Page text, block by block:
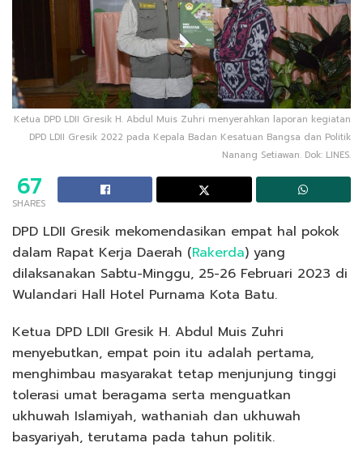
Ketua DPD LDII Gresik H. Abdul Muis Zuhri menyerahkan laporan kegiatan
DPD LDII Gresik 2022 pada Kepala Badan Kesatuan Bangsa dan Politik
Nanang Setiawan. Dok: LINES.
67
SHARES
DPD LDII Gresik mekomendasikan empat hal pokok
dalam Rapat Kerja Daerah (Rakerda) yang
dilaksanakan Sabtu-Minggu, 25-26 Februari 2023 di
Wulandari Hall Hotel Purnama Kota Batu.
Ketua DPD LDII Gresik H. Abdul Muis Zuhri
menyebutkan, empat poin itu adalah pertama,
menghimbau masyarakat tetap menjunjung tinggi
tolerasi umat beragama serta menguatkan
ukhuwah Islamiyah, wathaniah dan ukhuwah
basyariyah, terutama pada tahun politik.